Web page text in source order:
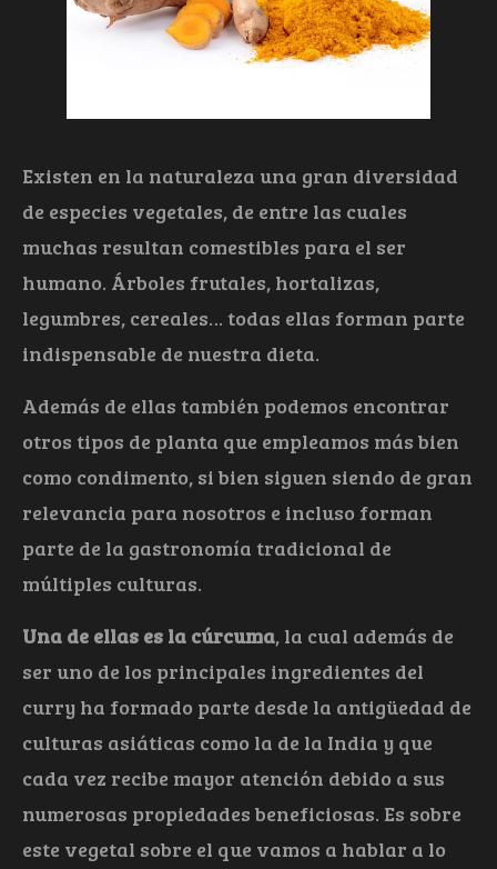
Existen en la naturaleza una gran diversidad
de especies vegetales, de entre las cuales
muchas resultan comestibles para el ser
humano. Árboles frutales, hortalizas,
legumbres, cereales… todas ellas forman parte
indispensable de nuestra dieta.
Además de ellas también podemos encontrar
otros tipos de planta que empleamos más bien
como condimento, si bien siguen siendo de gran
relevancia para nosotros e incluso forman
parte de la gastronomía tradicional de
múltiples culturas.
Una de ellas es la cúrcuma, la cual además de
ser uno de los principales ingredientes del
curry ha formado parte desde la antigüedad de
culturas asiáticas como la de la India y que
cada vez recibe mayor atención debido a sus
numerosas propiedades beneficiosas. Es sobre
este vegetal sobre el que vamos a hablar a lo